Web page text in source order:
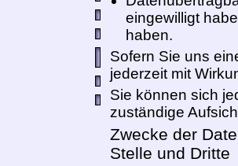
eingewilligt
haben.
Sofern Sie uns
jederzeit mit
Sie können sich
zuständige
Zwecke der
Stelle und Dritte